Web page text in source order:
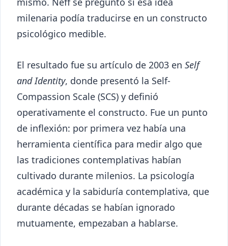
milenaria podía traducirse en un constructo
psicológico medible.
El resultado fue su artículo de 2003 en Self
and Identity, donde presentó la Self-
Compassion Scale (SCS) y definió
operativamente el constructo. Fue un punto
de inflexión: por primera vez había una
herramienta científica para medir algo que
las tradiciones contemplativas habían
cultivado durante milenios. La psicología
académica y la sabiduría contemplativa, que
durante décadas se habían ignorado
mutuamente, empezaban a hablarse.